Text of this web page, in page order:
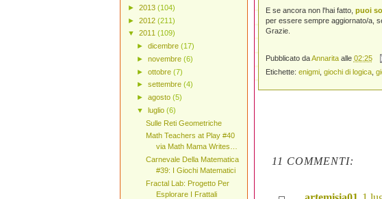
E se ancora non l'hai fatto, puoi
per essere sempre aggiornato/a,
Grazie.
Pubblicato daAnnarita alle 02:25
Etichette: enigmi, giochi di logica,
11 COMMENTI:
► 2013 (104)
► 2012 (211)
▼ 2011 (109)
► dicembre (17)
► novembre (6)
► ottobre (7)
► settembre (4)
► agosto (5)
▼ luglio (6)
Sulle Reti Geometriche
Math Teachers at Play #40
via Math Mama Writes…
Carnevale Della Matematica
#39: I Giochi Matematici
Fractal Lab: Progetto Per
Esplorare I Frattali